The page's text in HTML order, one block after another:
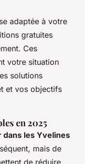
adaptée à votre
gratuites
Ces
votre situation
solutions
et vos objectifs
en 2025
les Yvelines
mais de
de réduire